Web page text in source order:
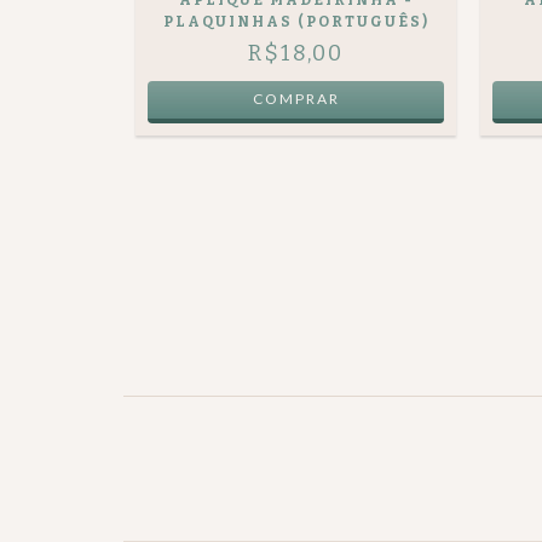
PLAQUINHAS (PORTUGUÊS)
R$18,00